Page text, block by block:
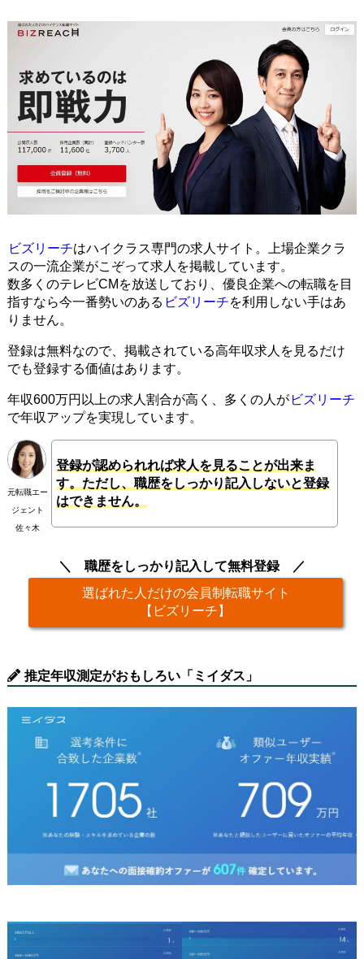
ビズリーチはハイクラス専門の求人サイト。上場企業クラ
スの一流企業がこぞって求人を掲載しています。
数多くのテレビCMを放送しており、優良企業への転職を目
指すなら今一番勢いのある ビズリーチを利用しない手はあ
りません。
登録は無料なので、掲載されている高年収求人を見るだけ
でも登録する価値はあります。
年収600万円以上の求人割合が高く、多くの人が ビズリーチ
で年収アップを実現しています。
元転職エー
ジェント
佐々木
登録が認められれば求人を見ることが出来ま
す。ただし、職歴をしっかり記入しないと登録
はできません。
職歴をしっかり記入して無料登録
選ばれた人だけの会員制転職サイト
【ビズリーチ】
推定年収測定がおもしろい「ミイダス」